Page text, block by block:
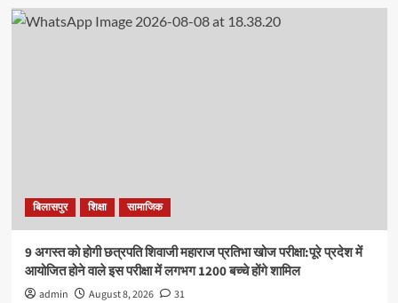
बिलासपुर शिक्षा सामाजिक
9 अगस्त को होगी छत्रपति शिवाजी महाराज प्रतिभा खोज परीक्षा:पूरे प्रदेश में
आयोजित होने वाले इस परीक्षा में लगभग 1200 बच्चे होंगे शामिल
admin August 8, 2026 31